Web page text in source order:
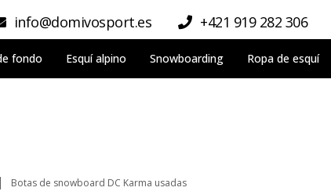
info@domivosport.es +421 919 282 306
fondo Esquí alpino Snowboarding Ropa de esquí
Botas de snowboard DC Karma usadas